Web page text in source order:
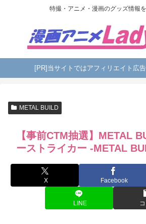
特撮・アニメ・漫画のグッズ情報
[PR]当サイトではアフィリエイト広
METAL BUILD
【事前CTM抽選】METAL
ーストライカー -METAL
X Facebook
LINE